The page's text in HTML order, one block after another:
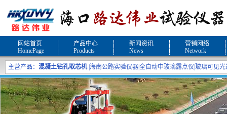
网站首页
HomePage
产品中心
Products
新闻资讯
News
营销网络
Network
主营产品： 混凝土钻孔取芯机| 海南公路实验仪器全自动中玻璃露点仪 玻璃可见